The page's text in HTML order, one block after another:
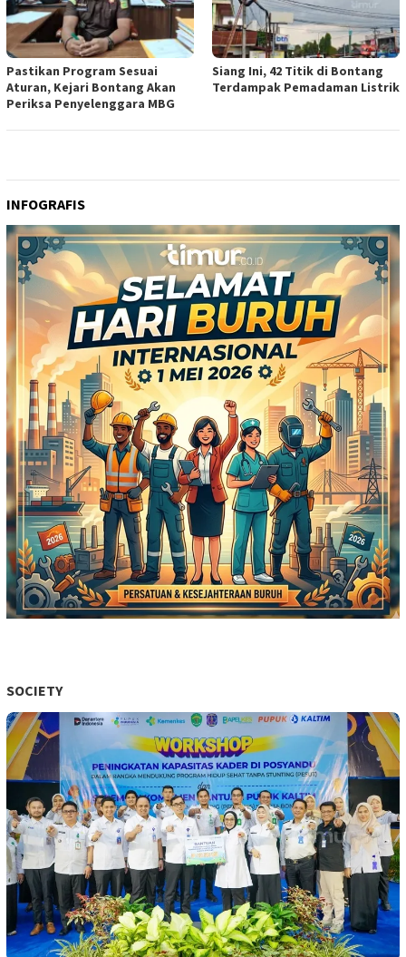
Pastikan Program Sesuai
Aturan, Kejari Bontang Akan
Periksa Penyelenggara MBG
Siang Ini, 42 Titik di Bontang
Terdampak Pemadaman Listrik
INFOGRAFIS
SOCIETY